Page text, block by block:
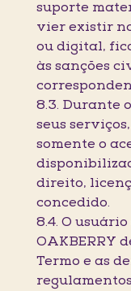
suporte
vier existir
ou digital,
às sanções
8.3. Durante
seus
somente o
direito,
concedido.
8.4. O
OAKBERRY
Termo e as